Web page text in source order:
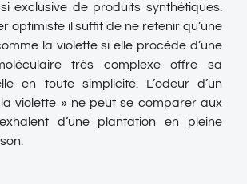
exclusive de produits synthétiques.
optimiste il suffit de ne retenir qu’une
la violette si elle procède d’une
très complexe offre sa
en toute simplicité. L’odeur d’un
violette » ne peut se comparer aux
d’une plantation en pleine